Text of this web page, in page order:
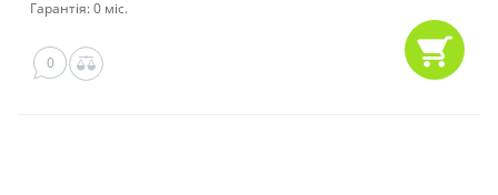
Гарантія: 0 міс.
0